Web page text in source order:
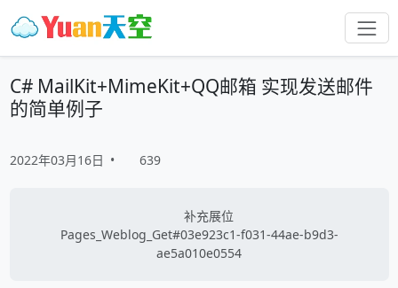
C# MailKit+MimeKit+QQ邮箱 实现发送邮件
的简单例子
2022年03月16日 • 639
补充展位
Pages_Weblog_Get#03e923c1-f031-44ae-b9d3-
ae5a010e0554